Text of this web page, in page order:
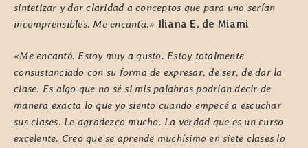
sintetizar y dar claridad a conceptos que para uno serían
incomprensibles. Me encanta.» Iliana E. de Miami
«Me encantó. Estoy muy a gusto. Estoy totalmente
consustanciado con su forma de expresar, de ser, de dar la
clase. Es algo que no sé si mis palabras podrían decir de
manera exacta lo que yo siento cuando empecé a escuchar
sus clases. Le agradezco mucho. La verdad que es un curso
excelente. Creo que se aprende muchísimo en siete clases lo